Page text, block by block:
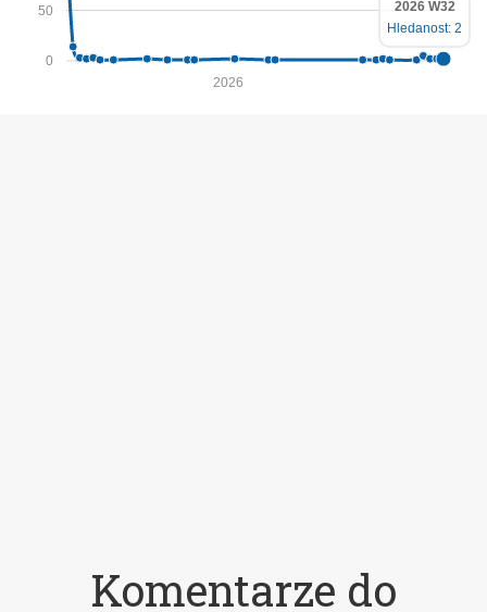
0
50
2026
2026 W32
Hledanost: 2
Komentarze do